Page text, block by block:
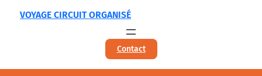
VOYAGE CIRCUIT ORGANISÉ
Contact